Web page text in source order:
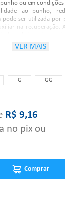
ou em
ao punho,
pode ser utilizada por
na recuperação.
com mais
VER MAIS
G GG
R$ 9,16
no pix ou
Comprar